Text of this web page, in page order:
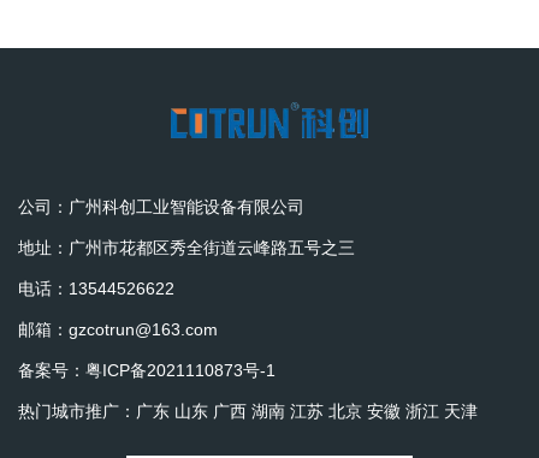
公司：广州科创工业智能设备有限公司
地址：广州市花都区秀全街道云峰路五号之三
电话：13544526622
邮箱：gzcotrun@163.com
备案号： 粤ICP备2021110873号-1
热门城市推广： 广东 山东 广西 湖南 江苏 北京 安徽 浙江 天津